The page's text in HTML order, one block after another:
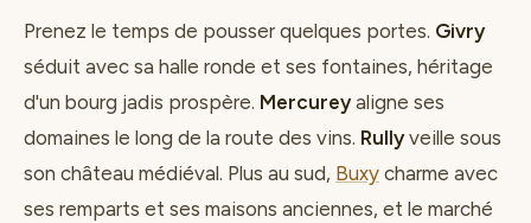
Prenez le temps de pousser quelques portes. Givry
séduit avec sa halle ronde et ses fontaines, héritage
d'un bourg jadis prospère. Mercureyaligne ses
domaines le long de la route des vins. Rullyveille sous
son château médiéval. Plus au sud, Buxy charme avec
ses remparts et ses maisons anciennes, et le marché